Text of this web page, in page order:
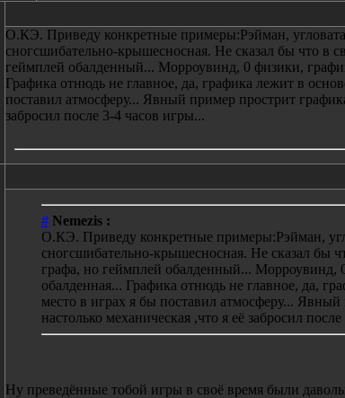
О.КЭ. Приведу конкретные примеры:Рэйман,
сногсшибательно-крышесносная. Не сказал бы что в
геймплей обалденный... Морроувинд, 0 физики,
Графика отнюдь не главное, да, графика лежит в
поставил атмосферу... Явный пример прострит
забросил после 3-4 часов игры...
# Nemezis :
О.КЭ. Приведу конкретные примеры:Рэйман,
сногсшибательно-крышесносная. Не сказал бы
графа, но геймплей обалденный... Морроувинд,
обалденная... Графика отнюдь не главное, да,
место в играх я бы поставил атмосферу...
настолько механическая ,что я её забросил
Ну преведённые тобой игры в своё время были